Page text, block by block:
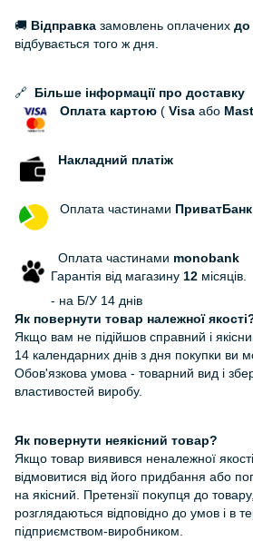
🚚 Відправка замовлень оплачених до
відбувається того ж дня.
🔗 Більше інформації про доставку
Оплата картою ( Visa або
Накладний платіж
Оплата частинами ПриватБанк
Оплата частинами monobank
Гарантія від магазину 12 місяців.
- на Б/У 14 днів
Як повернути товар належної
Якщо вам не підійшов справний і
14 календарних днів з дня покупки ви
Обов'язкова умова - товарний вид і
властивостей виробу.
Як повернути неякісний товар?
Якщо товар виявився неналежної
відмовитися від його придбання або
на якісний. Претензії покупця до
розглядаються відповідно до умов і в
підприємством-виробником.